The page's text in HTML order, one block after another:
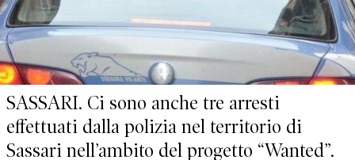
SASSARI. Ci sono anche tre arresti
effettuati dalla polizia nel territorio di
Sassari nell’ambito del progetto “Wanted”.